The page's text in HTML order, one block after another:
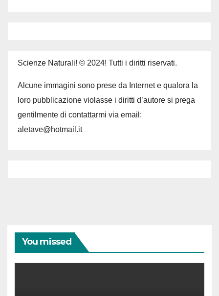
Scienze Naturali! © 2024! Tutti i diritti riservati.
Alcune immagini sono prese da Internet e qualora la
loro pubblicazione violasse i diritti d’autore si prega
gentilmente di contattarmi via email:
aletave@hotmail.it
You missed